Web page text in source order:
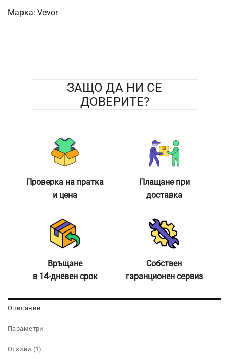
Марка: Vevor
ЗАЩО ДА НИ СЕ
ДОВЕРИТЕ?
Проверка на пратка
и цена
Плащане при
доставка
Връщане
в 14-дневен срок
Собствен
гаранционен сервиз
Описание
Параметри
Отзиви (1)